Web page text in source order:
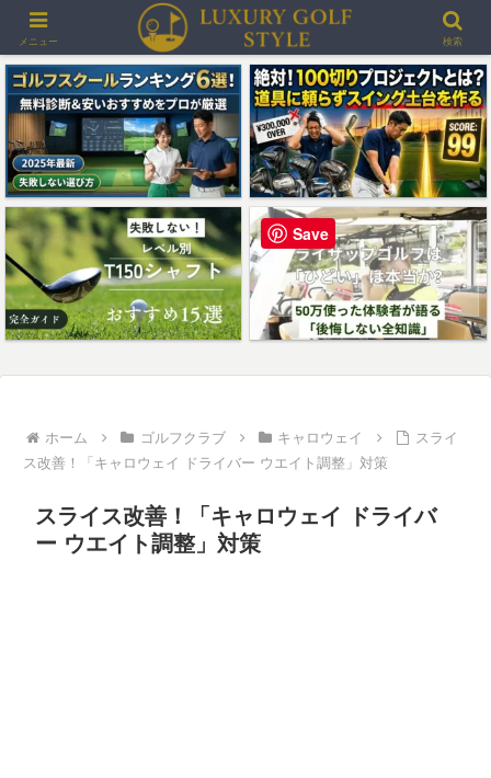
＞＞最大3000ポイントプレゼント！楽天GORAゴルフ場予約
ホーム ゴルフクラブ キャロウェイ
スライ
ス改善！「キャロウェイ ドライバー ウエイト調整」対策
スライス改善！「キャロウェイ ドライバ
ー ウエイト調整」対策
メニュー 検索
Save